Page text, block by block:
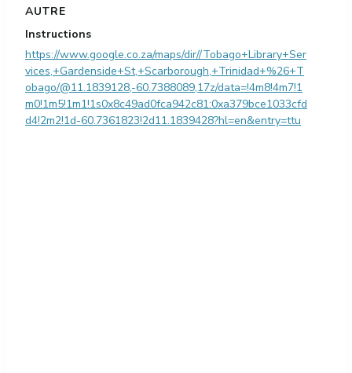
AUTRE
Instructions
https://www.google.co.za/maps/dir//Tobago+Library+Ser
vices,+Gardenside+St,+Scarborough,+Trinidad+%26+T
obago/@11.1839128,-60.7388089,17z/data=!4m8!4m7!1
m0!1m5!1m1!1s0x8c49ad0fca942c81:0xa379bce1033cfd
d4!2m2!1d-60.7361823!2d11.1839428?hl=en&entry=ttu